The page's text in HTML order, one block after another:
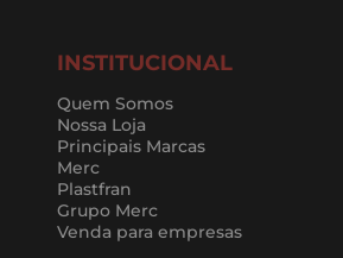
INSTITUCIONAL
Quem Somos
Nossa Loja
Principais Marcas
Merc
Plastfran
Grupo Merc
Venda para empresas